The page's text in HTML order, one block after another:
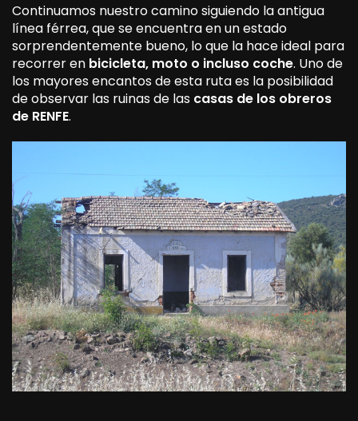
Continuamos nuestro camino siguiendo la antigua
línea férrea, que se encuentra en un estado
sorprendentemente bueno, lo que la hace ideal para
recorrer en bicicleta, moto o incluso coche. Uno de
los mayores encantos de esta ruta es la posibilidad
de observar las ruinas de las casas de los obreros
de RENFE.